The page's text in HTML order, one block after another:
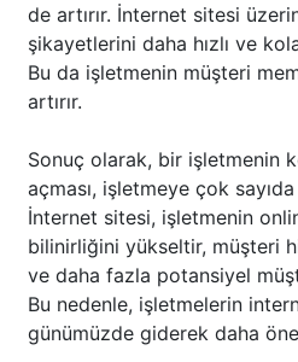
de artırır. İnternet sitesi
şikayetlerini daha hızlı ve
Bu da işletmenin müşteri
artırır.
Sonuç olarak, bir işletmenin
açması, işletmeye çok
İnternet sitesi, işletmenin
bilinirliğini yükseltir, müşteri
ve daha fazla potansiyel
Bu nedenle, işletmelerin
günümüzde giderek daha